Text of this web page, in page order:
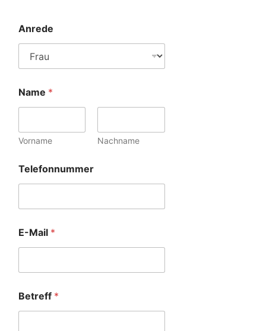
Anrede
Name *
Vorname Nachname
Telefonnummer
E-Mail *
Betreff *